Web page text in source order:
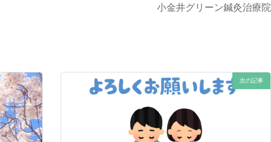
小金井グリーン鍼灸治療院
次の記事